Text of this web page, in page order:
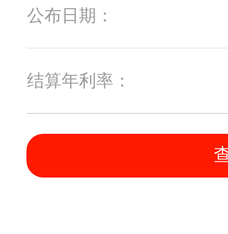
公布日期：
结算年利率：